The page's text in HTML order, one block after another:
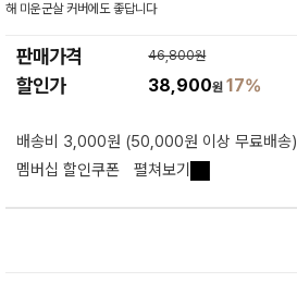
해 미운군살 커버에도 좋답니다
판매가격 46,800원
할인가 38,900원17%
배송비 3,000원 (50,000원 이상 무료배송)
멤버십 할인쿠폰
펼쳐보기